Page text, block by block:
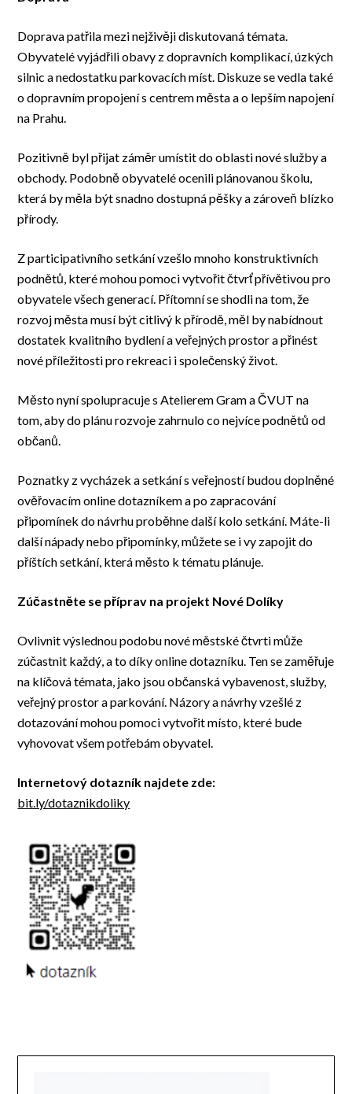
Doprava patřila mezi nejživěji diskutovaná témata.
Obyvatelé vyjádřili obavy z dopravních komplikací, úzkých
silnic a nedostatku parkovacích míst. Diskuze se vedla také
o dopravním propojení s centrem města a o lepším napojení
na Prahu.
Pozitivně byl přijat záměr umístit do oblasti nové služby a
obchody. Podobně obyvatelé ocenili plánovanou školu,
která by měla být snadno dostupná pěšky a zároveň blízko
přírody.
Z participativního setkání vzešlo mnoho konstruktivních
podnětů, které mohou pomoci vytvořit čtvrť přívětivou pro
obyvatele všech generací. Přítomní se shodli na tom, že
rozvoj města musí být citlivý k přírodě, měl by nabídnout
dostatek kvalitního bydlení a veřejných prostor a přinést
nové příležitosti pro rekreaci i společenský život.
Město nyní spolupracuje s Atelierem Gram a ČVUT na
tom, aby do plánu rozvoje zahrnulo co nejvíce podnětů od
občanů.
Poznatky z vycházek a setkání s veřejností budou doplněné
ověřovacím online dotazníkem a po zapracování
připomínek do návrhu proběhne další kolo setkání. Máte-li
další nápady nebo připomínky, můžete se i vy zapojit do
příštích setkání, která město k tématu plánuje.
Zúčastněte se příprav na projekt Nové Dolíky
Ovlivnit výslednou podobu nové městské čtvrti může
zúčastnit každý, a to díky online dotazníku. Ten se zaměřuje
na klíčová témata, jako jsou občanská vybavenost, služby,
veřejný prostor a parkování. Názory a návrhy vzešlé z
dotazování mohou pomoci vytvořit místo, které bude
vyhovovat všem potřebám obyvatel.
Internetový dotazník najdete zde:
bit.ly/dotaznikdoliky